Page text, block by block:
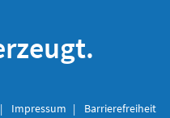
Impressum
Barrierefreiheit